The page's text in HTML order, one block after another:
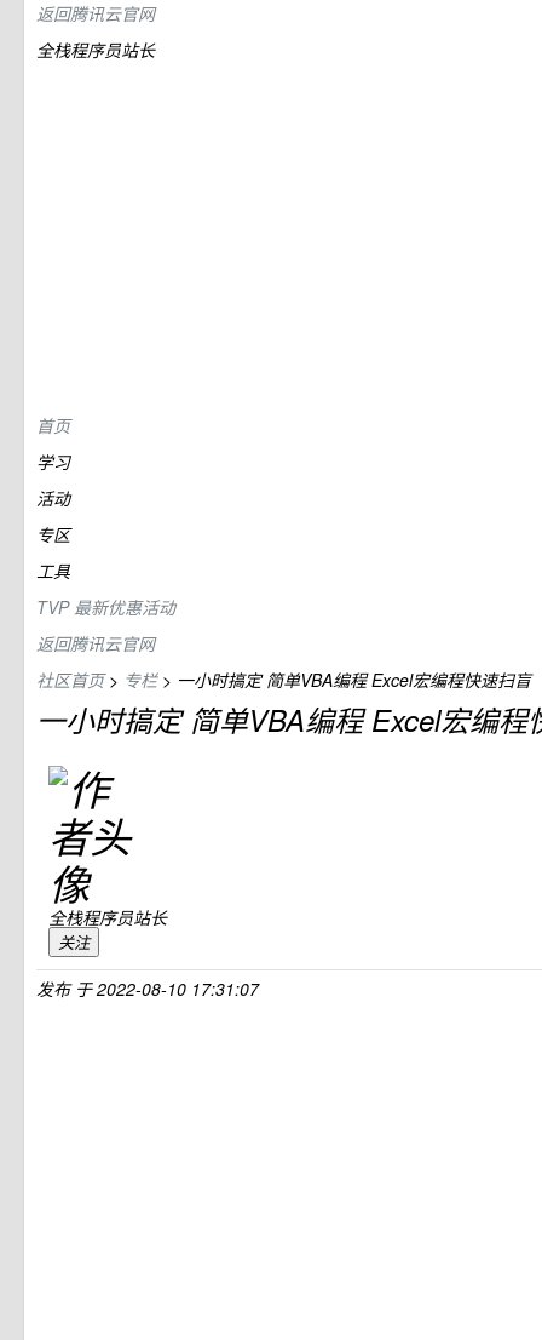
返回腾讯云官网
全栈程序员站长
首页
学习
活动
专区
工具
TVP 最新优惠活动
返回腾讯云官网
社区首页> 专栏 > 一小时搞定 简单VBA编程 Excel宏编程快速扫盲
一小时搞定 简单VBA编程 Excel宏编程
全栈程序员站长
关注
发布 于2022-08-10 17:31:07